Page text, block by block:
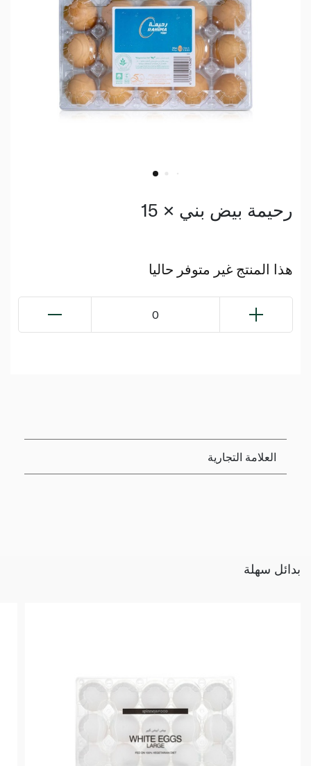
رحيمة بيض بني × 15
هذا المنتج غير متوفر حاليا
0
العلامة التجارية
بدائل سهلة